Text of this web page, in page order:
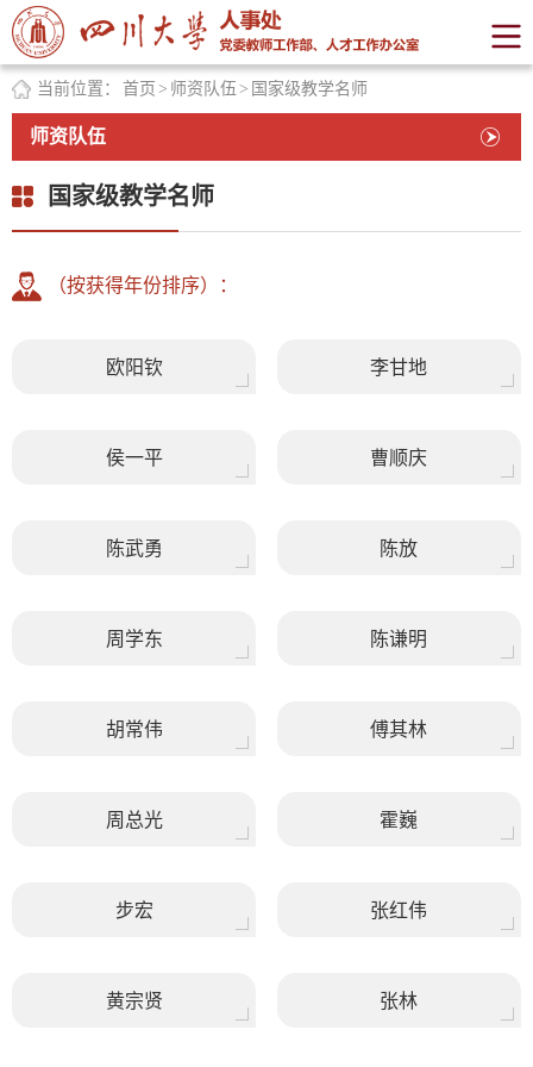
当前位置： 首页 > 师资队伍 > 国家级教学名师
师资队伍
国家级教学名师
（按获得年份排序）：
欧阳钦 李甘地
侯一平 曹顺庆
陈武勇 陈放
周学东 陈谦明
胡常伟 傅其林
周总光 霍巍
步宏 张红伟
黄宗贤 张林